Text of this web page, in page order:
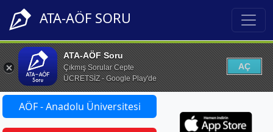
ATA-AÖF SORU
ATA-AÖF Soru
Çıkmış Sorular Cepte
ÜCRETSİZ - Google Play'de
AÇ
AÖF - Anadolu Üniversitesi